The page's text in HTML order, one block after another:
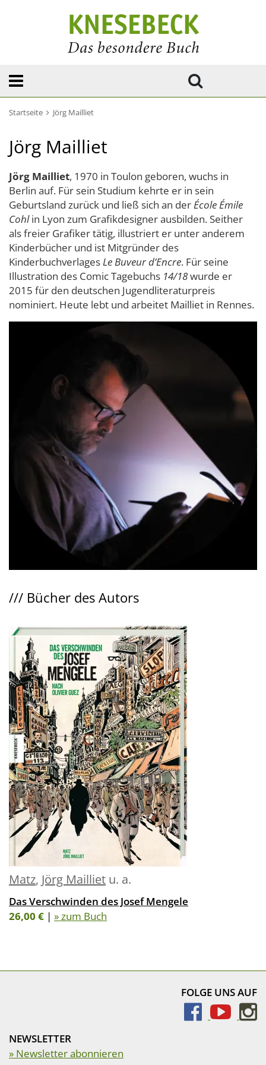
Startseite Jörg Mailliet
Jörg Mailliet
Jörg Mailliet, 1970 in Toulon geboren, wuchs in
Berlin auf. Für sein Studium kehrte er in sein
Geburtsland zurück und ließ sich an derÉcole Émile
Cohlin Lyon zum Grafikdesigner ausbilden. Seither
als freier Grafiker tätig, illustriert er unter anderem
Kinderbücher und ist Mitgründer des
KinderbuchverlagesLe Buveur d’Encre. Für seine
Illustration des Comic Tagebuchs 14/18wurde er
2015 für den deutschen Jugendliteraturpreis
nominiert. Heute lebt und arbeitet Mailliet in Rennes.
/// Bücher des Autors
Matz, Jörg Mailliet u. a.
Das Verschwinden des Josef Mengele
26,00 € | » zum Buch
FOLGE UNS AUF
NEWSLETTER
» Newsletter abonnieren